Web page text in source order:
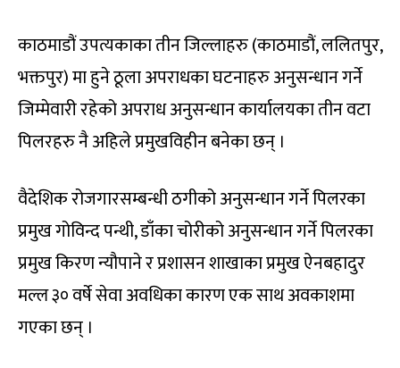
काठमाडौं उपत्यकाका तीन जिल्लाहरु (काठमाडौं, ललितपुर,
भक्तपुर) मा हुने ठूला अपराधका घटनाहरु अनुसन्धान गर्ने
जिम्मेवारी रहेको अपराध अनुसन्धान कार्यालयका तीन वटा
पिलरहरु नै अहिले प्रमुखविहीन बनेका छन् ।
वैदेशिक रोजगारसम्बन्धी ठगीको अनुसन्धान गर्ने पिलरका
प्रमुख गोविन्द पन्थी, डाँका चोरीको अनुसन्धान गर्ने पिलरका
प्रमुख किरण न्यौपाने र प्रशासन शाखाका प्रमुख ऐनबहादुर
मल्ल ३० वर्षे सेवा अवधिका कारण एक साथ अवकाशमा
गएका छन् ।